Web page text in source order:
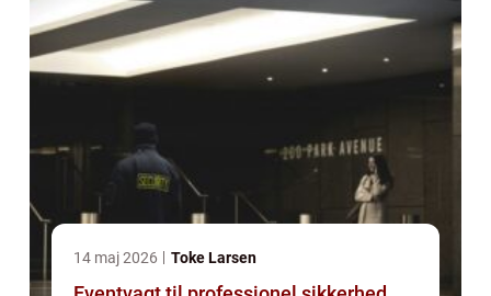
14 maj 2026 Toke Larsen